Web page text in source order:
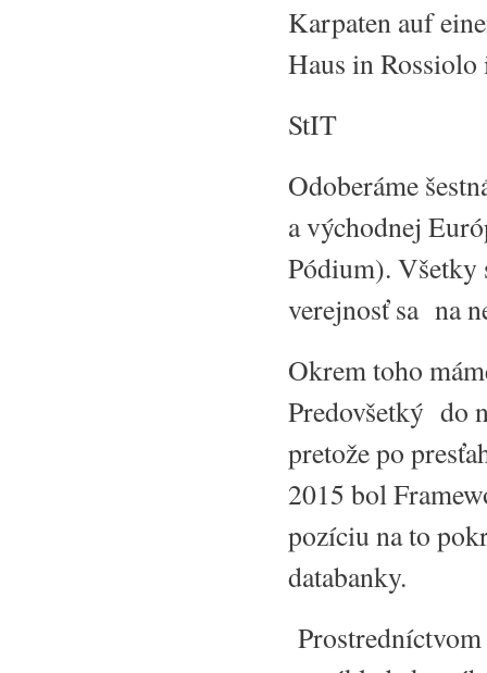
Karpaten auf
Haus in
StIT
Odoberáme
a východnej
Pódium). Všetky
verejnosť sa na
Okrem toho
Predovšetký do
pretože po
2015 bol
pozíciu na to
databanky.